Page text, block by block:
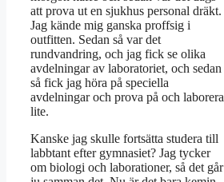
att prova ut en sjukhus personal dräkt.
Jag kände mig ganska proffsig i
outfitten. Sedan så var det
rundvandring, och jag fick se olika
avdelningar av laboratoriet, och sedan
så fick jag höra på speciella
avdelningar och prova på och laborera
lite.
Kanske jag skulle fortsätta studera till
labbtant efter gymnasiet? Jag tycker
om biologi och laborationer, så det går